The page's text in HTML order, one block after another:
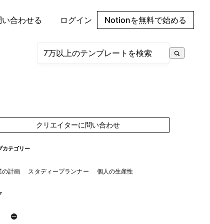
合わせる ログイン Notionを無料で始める
クリエイターに問い合わせ
カテゴリー
の計画 スタディープランナー 個人の生産性